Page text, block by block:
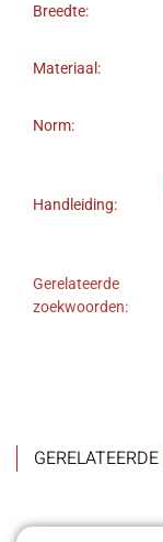
Breedte:
Materiaal:
Norm:
Handleiding:
Gerelateerde
zoekwoorden:
GERELATEERDE